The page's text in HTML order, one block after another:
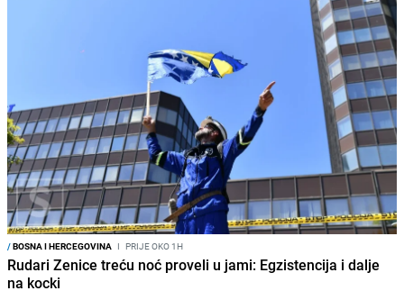
/BOSNA I HERCEGOVINA I PRIJE OKO 1H
Rudari Zenice treću noć proveli u jami: Egzistencija i dalje
na kocki